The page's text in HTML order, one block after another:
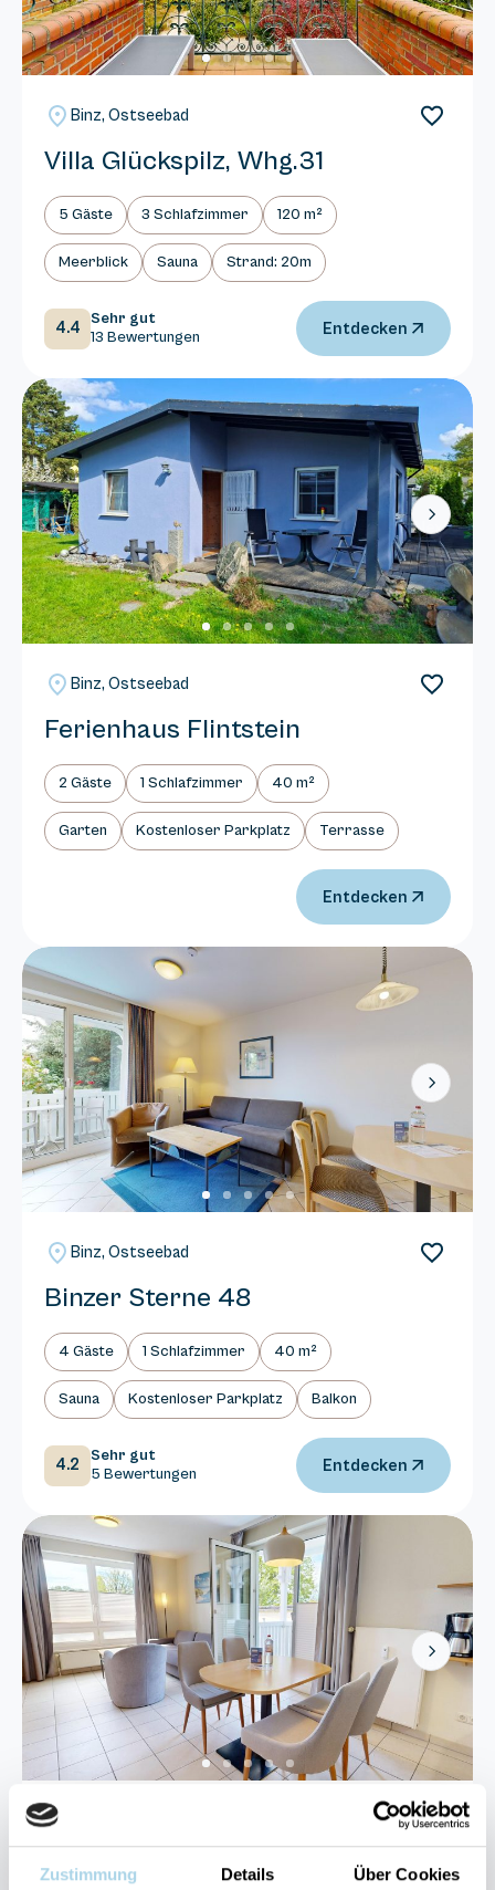
Zustimmung Details Über Cookies
Binz, Ostseebad
Villa Glückspilz, Whg.31
5 Gäste 3 Schlafzimmer 120 m²
Meerblick Sauna Strand: 20m
4.4
Sehr gut
13 Bewertungen
Entdecken
Next
Binz, Ostseebad
Ferienhaus Flintstein
2 Gäste 1 Schlafzimmer 40 m²
Garten Kostenloser Parkplatz Terrasse
Entdecken
Next
Binz, Ostseebad
Binzer Sterne 48
4 Gäste 1 Schlafzimmer 40 m²
Sauna Kostenloser Parkplatz Balkon
4.2
Sehr gut
5 Bewertungen
Entdecken
Next
Binzer Sterne 42